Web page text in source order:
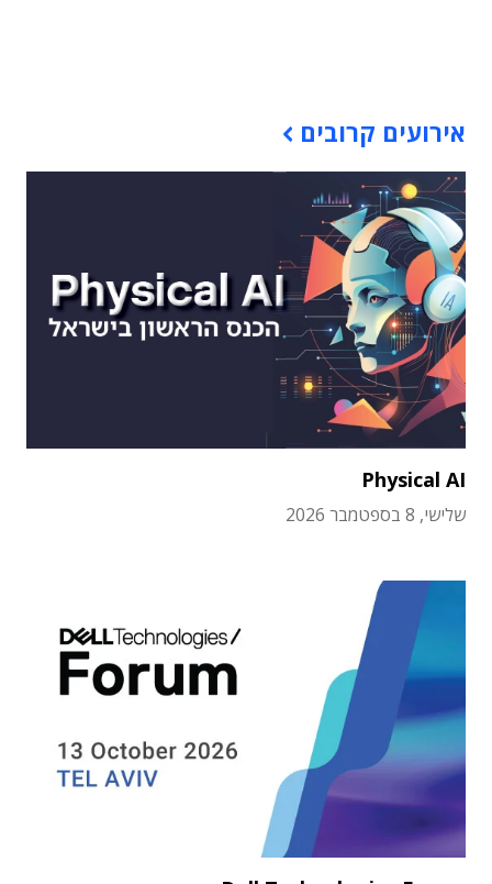
אירועים קרובים
Physical AI
שלישי, 8 בספטמבר 2026